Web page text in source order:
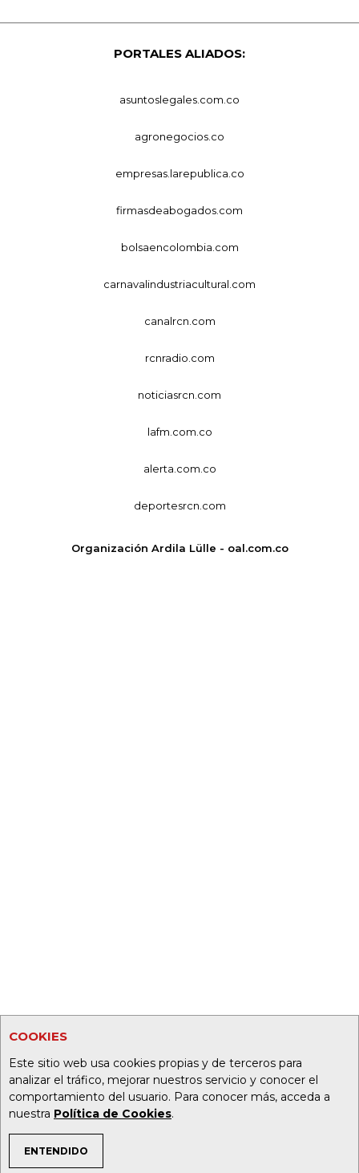
COOKIES
Este sitio web usa cookies propias y de terceros para
analizar el tráfico, mejorar nuestros servicio y conocer el
comportamiento del usuario. Para conocer más, acceda a
nuestra Política de Cookies.
ENTENDIDO
TEMAS DE INTERÉS
PORTALES ALIADOS:
asuntoslegales.com.co
agronegocios.co
empresas.larepublica.co
firmasdeabogados.com
bolsaencolombia.com
carnavalindustriacultural.com
canalrcn.com
rcnradio.com
noticiasrcn.com
lafm.com.co
alerta.com.co
deportesrcn.com
Organización Ardila Lülle - oal.com.co